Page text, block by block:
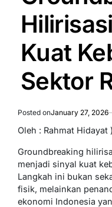
Kuat
Sektor
Posted onJanuary 27, 2026
Oleh : Rahmat Hidayat
Groundbreaking
menjadi sinyal kuat
Langkah ini bukan
fisik, melainkan
ekonomi Indonesia